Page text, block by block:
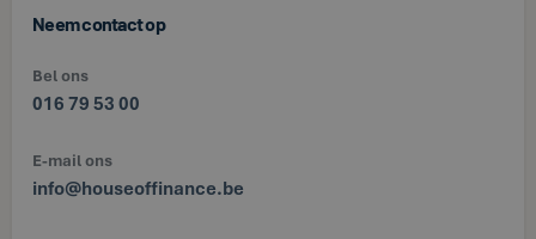
Neem contact op
Bel ons
016 79 53 00
E-mail ons
info@houseoffinance.be